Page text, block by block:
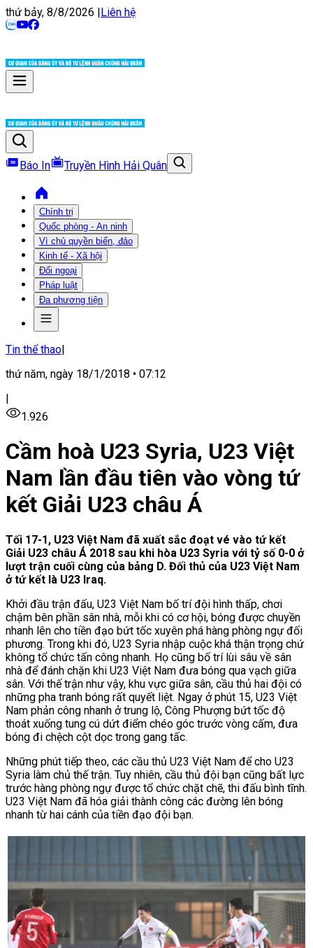
thứ bảy, 8/8/2026 |Liên hệ
Báo In Truyền Hình Hải Quân
Chính trị
Quốc phòng - An ninh
Vì chủ quyền biển, đảo
Kinh tế - Xã hội
Đối ngoại
Pháp luật
Đa phương tiện
Tin thể thao|
thứ năm, ngày 18/1/2018 • 07:12
|
1.926
Cầm hoà U23 Syria, U23 Việt
Nam lần đầu tiên vào vòng tứ
kết Giải U23 châu Á
Tối 17-1, U23 Việt Nam đã xuất sắc đoạt vé vào tứ kết
Giải U23 châu Á 2018 sau khi hòa U23 Syria với tỷ số 0-0 ở
lượt trận cuối cùng của bảng D. Đối thủ của U23 Việt Nam
ở tứ kết là U23 Iraq.
Khởi đầu trận đấu, U23 Việt Nam bố trí đội hình thấp, chơi
chậm bên phần sân nhà, mỗi khi có cơ hội, bóng được chuyền
nhanh lên cho tiền đạo bứt tốc xuyên phá hàng phòng ngự đối
phương. Trong khi đó, U23 Syria nhập cuộc khá thận trọng chứ
không tổ chức tấn công nhanh. Họ cũng bố trí lùi sâu về sân
nhà để đánh chặn khi U23 Việt Nam đưa bóng qua vạch giữa
sân. Với thế trận như vậy, khu vực giữa sân, cầu thủ hai đội có
những pha tranh bóng rất quyết liệt. Ngay ở phút 15, U23 Việt
Nam phản công nhanh ở trung lộ, Công Phượng bứt tốc độ
thoát xuống tung cú dứt điểm chéo góc trước vòng cấm, đưa
bóng đi chệch cột dọc trong gang tấc.
Những phút tiếp theo, các cầu thủ U23 Việt Nam để cho U23
Syria làm chủ thế trận. Tuy nhiên, cầu thủ đội bạn cũng bất lực
trước hàng phòng ngự được tổ chức chặt chẽ, thi đấu bình tĩnh.
U23 Việt Nam đã hóa giải thành công các đường lên bóng
nhanh từ hai cánh của tiền đạo đội bạn.